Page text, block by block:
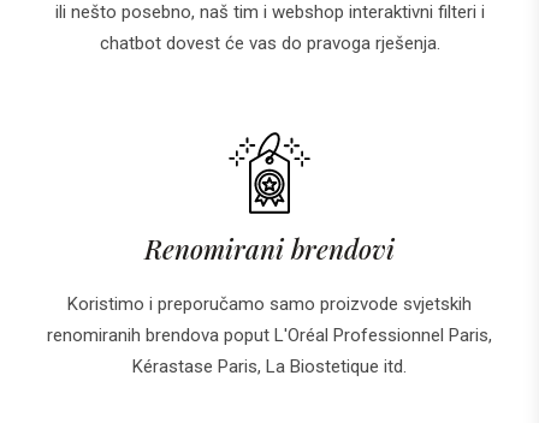
ili nešto posebno, naš tim i webshop interaktivni filteri i
chatbot dovest će vas do pravoga rješenja.
Renomirani brendovi
Koristimo i preporučamo samo proizvode svjetskih
renomiranih brendova poput L'Oréal Professionnel Paris,
Kérastase Paris, La Biostetique itd.